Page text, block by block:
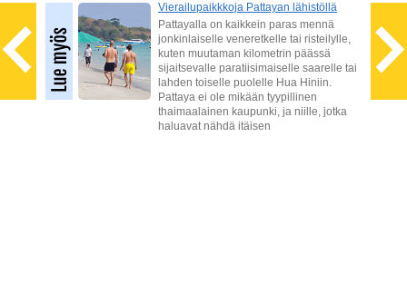
Vierailupaikkkoja Pattayan lähistöllä
Pattayalla on kaikkein paras mennä
jonkinlaiselle veneretkelle tai risteilylle,
kuten muutaman kilometrin päässä
sijaitsevalle paratiisimaiselle saarelle tai
lahden toiselle puolelle Hua Hiniin.
Pattaya ei ole mikään tyypillinen
thaimaalainen kaupunki, ja niille, jotka
haluavat nähdä itäisen